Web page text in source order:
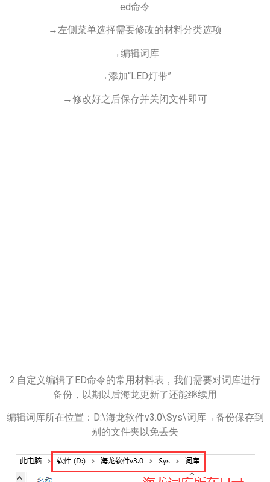
ed命令
→左侧菜单选择需要修改的材料分类选项
→编辑词库
→添加“LED灯带”
→修改好之后保存并关闭文件即可
2.自定义编辑了ED命令的常用材料表，我们需要对词库进行
备份，以期以后海龙更新了还能继续用
编辑词库所在位置：D:\海龙软件v3.0\Sys\词库→备份保存到
别的文件夹以免丢失